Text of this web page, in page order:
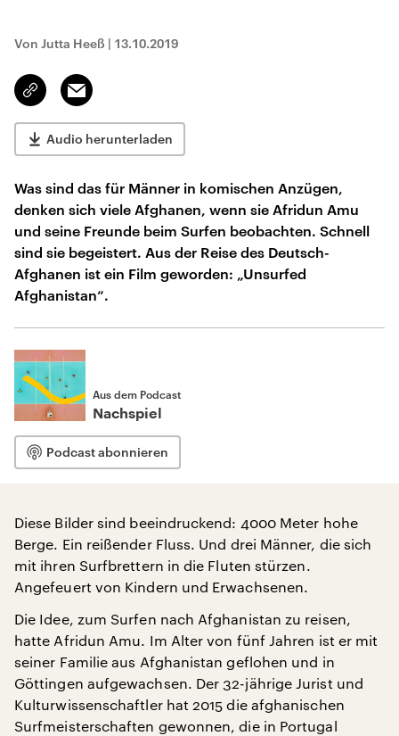
Von Jutta Heeß | 13.10.2019
Link
kopieren/teilen
Email
Audio herunterladen
Was sind das für Männer in komischen Anzügen,
denken sich viele Afghanen, wenn sie Afridun Amu
und seine Freunde beim Surfen beobachten. Schnell
sind sie begeistert. Aus der Reise des Deutsch-
Afghanen ist ein Film geworden: „Unsurfed
Afghanistan“.
Aus dem Podcast
Nachspiel
Podcast abonnieren
Diese Bilder sind beeindruckend: 4000 Meter hohe
Berge. Ein reißender Fluss. Und drei Männer, die sich
mit ihren Surfbrettern in die Fluten stürzen.
Angefeuert von Kindern und Erwachsenen.
Die Idee, zum Surfen nach Afghanistan zu reisen,
hatte Afridun Amu. Im Alter von fünf Jahren ist er mit
seiner Familie aus Afghanistan geflohen und in
Göttingen aufgewachsen. Der 32-jährige Jurist und
Kulturwissenschaftler hat 2015 die afghanischen
Surfmeisterschaften gewonnen, die in Portugal